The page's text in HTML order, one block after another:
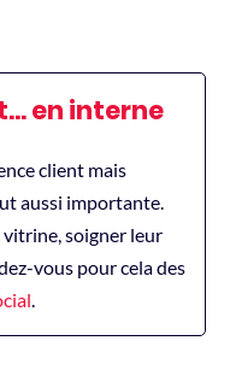
en interne
client mais
aussi importante.
soigner leur
vous pour cela des